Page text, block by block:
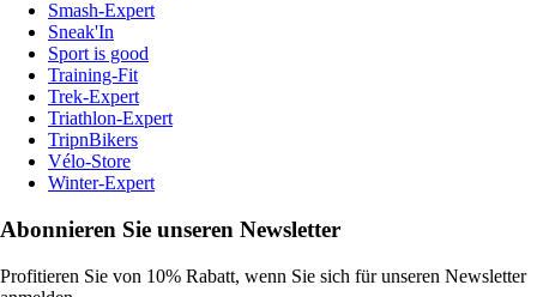
Smash-Expert
Sneak'In
Sport is good
Training-Fit
Trek-Expert
Triathlon-Expert
TripnBikers
Vélo-Store
Winter-Expert
Abonnieren Sie unseren Newsletter
Profitieren Sie von 10% Rabatt, wenn Sie sich für unseren Newsletter